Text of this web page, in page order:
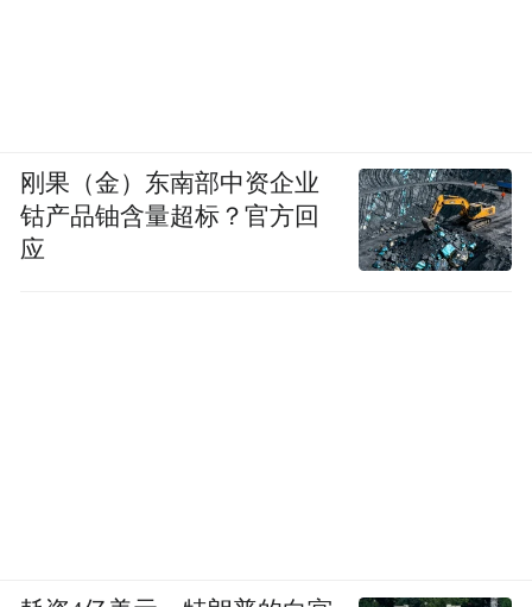
刚果（金）东南部中资企业
钴产品铀含量超标？官方回
应